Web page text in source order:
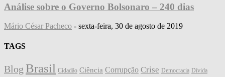
Análise sobre o Governo Bolsonaro – 240 dias
Mário César Pacheco - sexta-feira, 30 de agosto de 2019
TAGS
Blog Brasil Cidadão Ciência Corrupção Crise Democracia Dívida